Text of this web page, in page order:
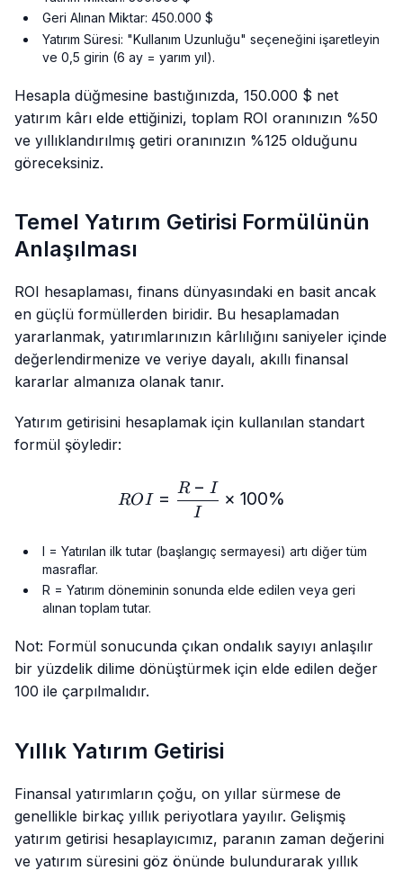
Geri Alınan Miktar: 450.000 $
Yatırım Süresi: "Kullanım Uzunluğu" seçeneğini işaretleyin
ve 0,5 girin (6 ay = yarım yıl).
Hesapla düğmesine bastığınızda, 150.000 $ net
yatırım kârı elde ettiğinizi, toplam ROI oranınızın %50
ve yıllıklandırılmış getiri oranınızın %125 olduğunu
göreceksiniz.
Temel Yatırım Getirisi Formülünün
Anlaşılması
ROI hesaplaması, finans dünyasındaki en basit ancak
en güçlü formüllerden biridir. Bu hesaplamadan
yararlanmak, yatırımlarınızın kârlılığını saniyeler içinde
değerlendirmenize ve veriye dayalı, akıllı finansal
kararlar almanıza olanak tanır.
Yatırım getirisini hesaplamak için kullanılan standart
formül şöyledir:
ROI = \frac{R - I}{I} ×
ROI =
I
R − I × 100%
I = Yatırılan ilk tutar (başlangıç sermayesi) artı diğer tüm
masraflar.
R = Yatırım döneminin sonunda elde edilen veya geri
alınan toplam tutar.
Not: Formül sonucunda çıkan ondalık sayıyı anlaşılır
bir yüzdelik dilime dönüştürmek için elde edilen değer
100 ile çarpılmalıdır.
Yıllık Yatırım Getirisi
Finansal yatırımların çoğu, on yıllar sürmese de
genellikle birkaç yıllık periyotlara yayılır. Gelişmiş
yatırım getirisi hesaplayıcımız, paranın zaman değerini
ve yatırım süresini göz önünde bulundurarak yıllık